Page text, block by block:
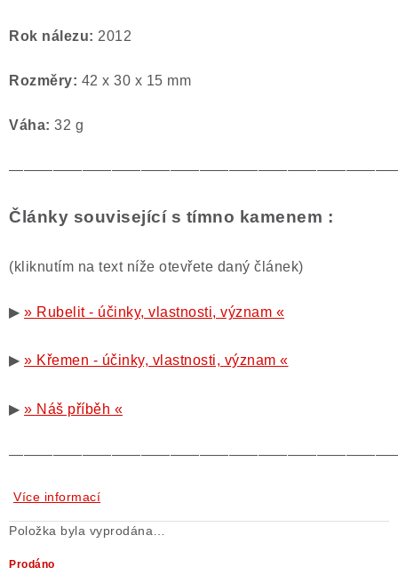
Rok nálezu: 2012
Rozměry: 42 x 30 x 15 mm
Váha: 32 g
Články související s tímno kamenem :
(kliknutím na text níže otevřete daný článek)
▶ » Rubelit - účinky, vlastnosti, význam «
▶ » Křemen - účinky, vlastnosti, význam «
▶ » Náš příběh «
Více informací
Položka byla vyprodána…
Prodáno